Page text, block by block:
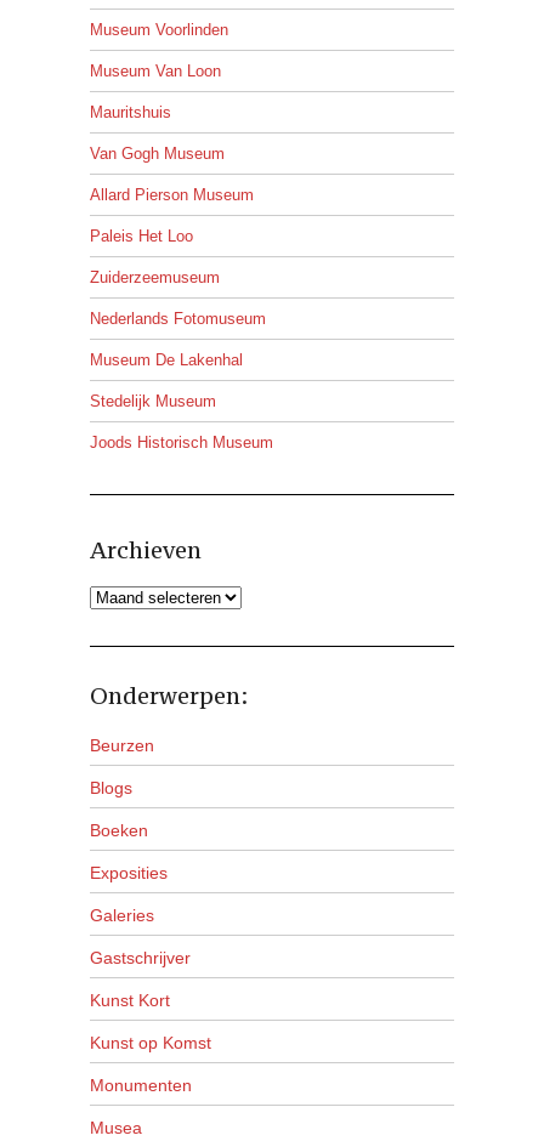
Museum Voorlinden
Museum Van Loon
Mauritshuis
Van Gogh Museum
Allard Pierson Museum
Paleis Het Loo
Zuiderzeemuseum
Nederlands Fotomuseum
Museum De Lakenhal
Stedelijk Museum
Joods Historisch Museum
Archieven
Archieven
Onderwerpen:
Beurzen
Blogs
Boeken
Exposities
Galeries
Gastschrijver
Kunst Kort
Kunst op Komst
Monumenten
Musea